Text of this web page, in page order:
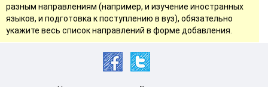
разным направлениям (например, и изучение иностранных
языков, и подготовка к поступлению в вуз), обязательно
укажите весь список направлений в форме добавления.